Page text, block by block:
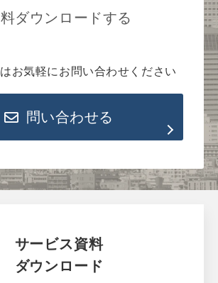
ダウンロードする
お気軽にお問い合わせください
問い合わせる
サービス資料
ダウンロード